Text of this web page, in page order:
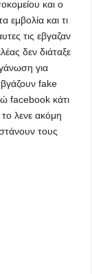
και ο
εμβολία και τι
τις εβγαζαν
δεν διάταξε
για
fake
facebook κάτι
λενε ακόμη
τους